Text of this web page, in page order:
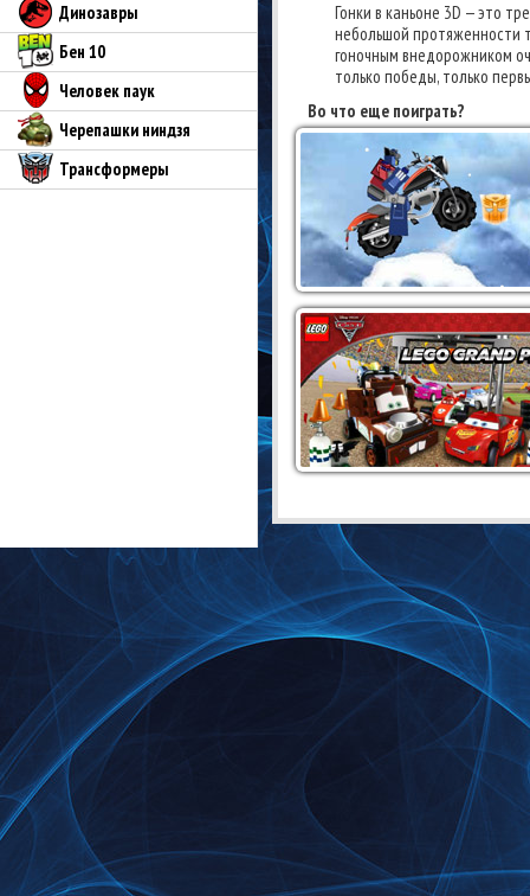
Динозавры
Бен 10
Человек паук
Черепашки ниндзя
Трансформеры
Гонки в каньоне 3D — это
небольшой протяженности
гоночным внедорожником
только победы, только
Во что еще поиграть?